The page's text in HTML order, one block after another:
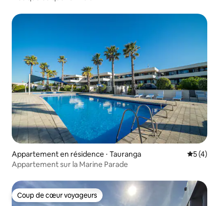
Appartement en résidence ⋅ Tauranga
5 (4)
Appartement sur la Marine Parade
Coup de cœur voyageurs
Coup de cœur voyageurs